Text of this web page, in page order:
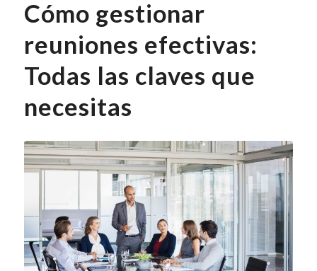
Cómo gestionar
reuniones efectivas:
Todas las claves que
necesitas